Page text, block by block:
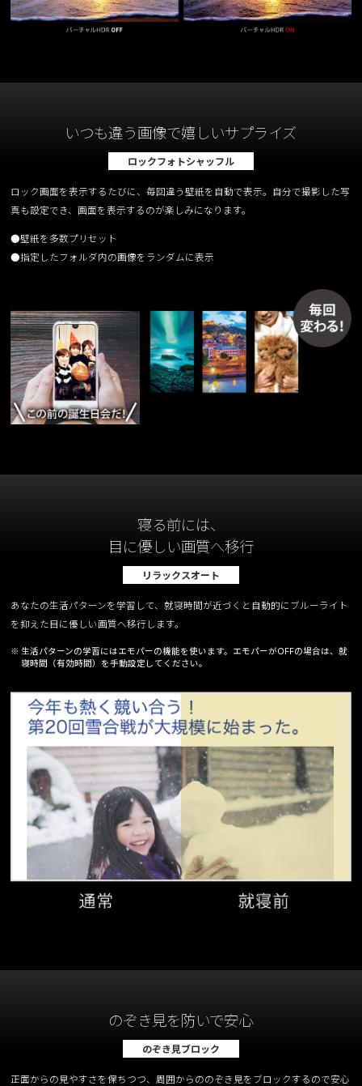
いつも違う画像で嬉しいサプライズ
ロックフォトシャッフル
ロック画面を表示するたびに、毎回違う壁紙を自動で表示。自分で撮影した写
真も設定でき、画面を表示するのが楽しみになります。
●壁紙を多数プリセット
●指定したフォルダ内の画像をランダムに表示
寝る前には、
目に優しい画質へ移行
リラックスオート
あなたの生活パターンを学習して、就寝時間が近づくと自動的にブルーライト
を抑えた目に優しい画質へ移行します。
※ 生活パターンの学習にはエモパーの機能を使います。エモパーがOFFの場合は、就
寝時間（有効時間）を手動設定してください。
のぞき見を防いで安心
のぞき見ブロック
正面からの見やすさを保ちつつ、周囲からののぞき見をブロックするので安心